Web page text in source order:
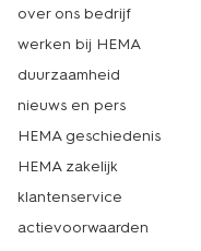
over ons bedrijf
werken bij HEMA
duurzaamheid
nieuws en pers
HEMA geschiedenis
HEMA zakelijk
klantenservice
actievoorwaarden